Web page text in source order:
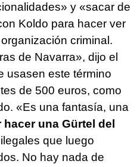
y «sacar de
Koldo para hacer ver
criminal.
de Navarra», dijo el
usasen este término
de 500 euros, como
«Es una fantasía, una
hacer una Gürtel del
que luego
No hay nada de